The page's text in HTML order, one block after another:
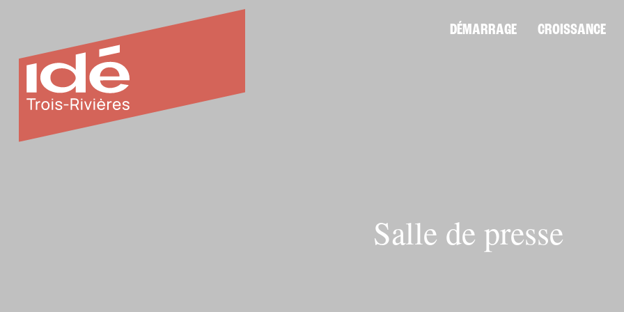
DÉMARRAGE CROISSANCE
Salle de presse